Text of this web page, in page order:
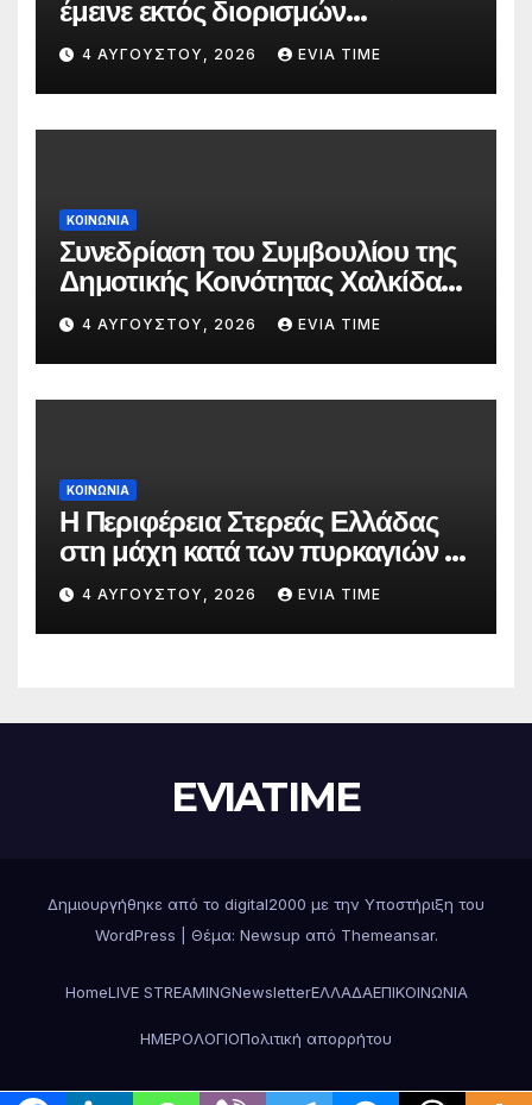
έμεινε εκτός διορισμών
δασκάλων;»
4 ΑΥΓΟΎΣΤΟΥ, 2026 EVIA TIME
ΚΟΙΝΩΝΙΑ
Συνεδρίαση του Συμβουλίου της
Δημοτικής Κοινότητας Χαλκίδας
την 5 Αυγούστου
4 ΑΥΓΟΎΣΤΟΥ, 2026 EVIA TIME
ΚΟΙΝΩΝΙΑ
Η Περιφέρεια Στερεάς Ελλάδας
στη μάχη κατά των πυρκαγιών –
Δράσεις και στήριξη σε πέντε
περιφερειακές ενότητες
4 ΑΥΓΟΎΣΤΟΥ, 2026 EVIA TIME
EVIATIME
Δημιουργήθηκε από το digital2000 με την Υποστήριξη του
WordPress
Θέμα: Newsup από Themeansar.
HomeLIVE STREAMINGNewsletterΕΛΛΑΔΑΕΠΙΚΟΙΝΩΝΙΑ
ΗΜΕΡΟΛΟΓΙΟΠολιτική απορρήτου